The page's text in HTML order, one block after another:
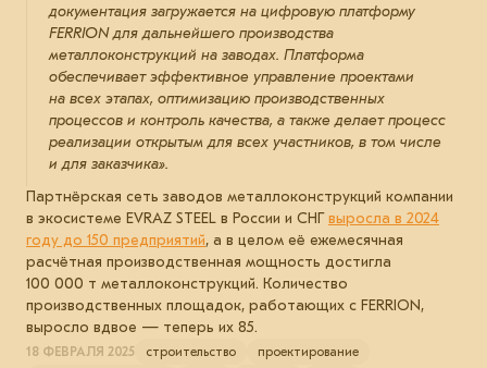
документация загружается на цифровую платформу
FERRION для дальнейшего производства
металлоконструкций на заводах. Платформа
обеспечивает эффективное управление проектами
на всех этапах, оптимизацию производственных
процессов и контроль качества, а также делает процесс
реализации открытым для всех участников, в том числе
и для заказчика».
Партнёрская сеть заводов металлоконструкций компании
в экосистеме EVRAZ STEEL в России и СНГвыросла в 2024
году до 150 предприятий, а в целом её ежемесячная
расчётная производственная мощность достигла
100 000 т металлоконструкций. Количество
производственных площадок, работающих с FERRION,
выросло вдвое — теперь их 85.
18 ФЕВРАЛЯ 2025 строительство
проектирование